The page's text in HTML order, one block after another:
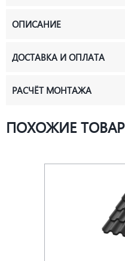
ОПИСАНИЕ
ДОСТАВКА И ОПЛАТА
РАСЧЁТ МОНТАЖА
ПОХОЖИЕ